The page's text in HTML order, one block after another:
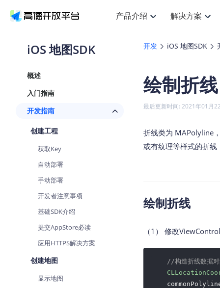
产品介绍
产品介绍
查看全部文档
搜索定位
HOT
位置、周边、行政区、ID等查询接口
API
Android
基于LBS的定位服务
Android iOS
虚拟空间围栏服务
Android iOS
查询目标区域当前/未来天气
智能硬件定位
通过基站、Wifi获取位置信息
解决方案
解决方案 提供LBS领域的Agent解决方案
提供智能守护与运动出行解决方案
智能眼镜实时导航及智慧出行解决方案
NEW
提供手机银行APP地图应用
文档与支持
服务支持
查看全部文档
Web高级服务API 数据
地铁
定价
产品定价
产品定价
技术服务许可 企业
Android定位
浏览器定位 JS
自定义地图
iOS 地图SDK
概述
入门指南
开发指南
创建工程
获取Key
自动部署
手动部署
开发者注意事项
基础SDK介绍
提交AppStore必读
应用HTTPS解决方案
创建地图
显示地图
开发 iOS 地图SDK
绘制折线
最后更新时间: 2021年01月
折线类为 MAPolyline
或有纹理等样式的折
绘制折线
（1） 修改
//构造折线数据